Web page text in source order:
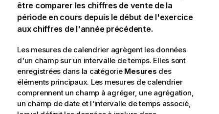
être comparer les chiffres de vente de la
période en cours depuis le début de l'exercice
aux chiffres de l'année précédente.
Les mesures de calendrier agrègent les données
d'un champ sur un intervalle de temps. Elles sont
enregistrées dans la catégorie Mesures des
éléments principaux. Les mesures de calendrier
comprennent un champ à agréger, une agrégation,
un champ de date et l'intervalle de temps associé,